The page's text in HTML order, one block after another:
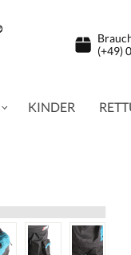
(+49)
KINDER